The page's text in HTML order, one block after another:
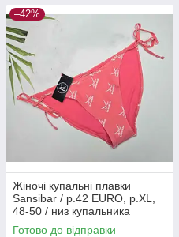
–42%
Жіночі купальні плавки
Sansibar / р.42 EURO, р.XL,
48-50 / низ купальника
Готово до відправки